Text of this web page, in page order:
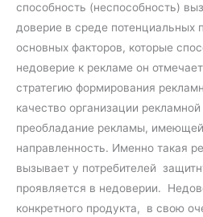
способность (неспособность)
доверие в среде потенциальных
основных факторов, которые
недоверие к рекламе он
стратегию формирования
качество организации
преобладание рекламы,
направленность. Именно такая
вызывает у потребителей
проявляется в недоверии.
конкретного продукта, в свою